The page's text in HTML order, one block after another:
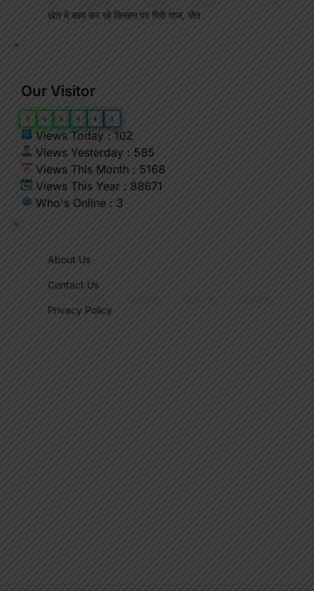
खेत में काम कर रहे किसान पर गिरी गाज, मौत
"
Our Visitor
0 6 6 4 4 3
Views Today : 102
Views Yesterday : 585
Views This Month : 5168
Views This Year : 88671
Who's Online : 3
"
About Us
Contact Us
Privacy Policy